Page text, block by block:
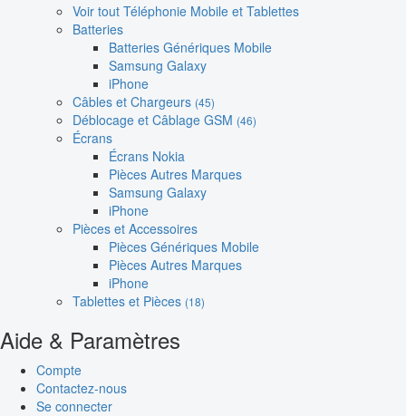
Voir tout Téléphonie Mobile et Tablettes
Batteries
Batteries Génériques Mobile
Samsung Galaxy
iPhone
Câbles et Chargeurs (45)
Déblocage et Câblage GSM (46)
Écrans
Écrans Nokia
Pièces Autres Marques
Samsung Galaxy
iPhone
Pièces et Accessoires
Pièces Génériques Mobile
Pièces Autres Marques
iPhone
Tablettes et Pièces (18)
Aide & Paramètres
Compte
Contactez-nous
Se connecter